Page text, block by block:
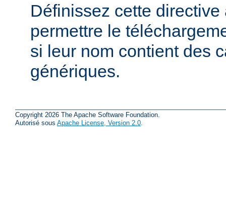
Définissez cette directive
permettre le
si leur nom contient des
génériques.
Copyright 2026 The Apache Software Foundation.
Autorisé sous Apache License, Version 2.0.